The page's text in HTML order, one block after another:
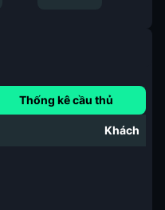
Thống kê cầu thủ
Khách